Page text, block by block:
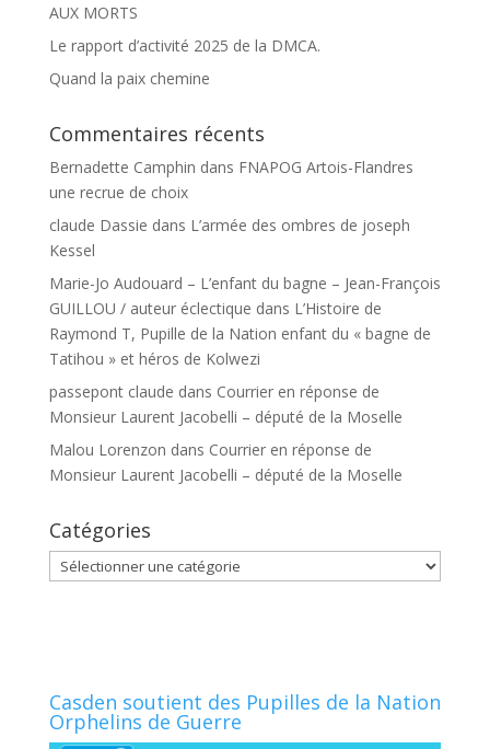
AUX MORTS
Le rapport d’activité 2025 de la DMCA.
Quand la paix chemine
Commentaires récents
Bernadette Camphin dans FNAPOG Artois-Flandres
une recrue de choix
claude Dassie dans L’armée des ombres de joseph
Kessel
Marie-Jo Audouard – L’enfant du bagne – Jean-François
GUILLOU / auteur éclectique dans L’Histoire de
Raymond T, Pupille de la Nation enfant du « bagne de
Tatihou » et héros de Kolwezi
passepont claude dans Courrier en réponse de
Monsieur Laurent Jacobelli – député de la Moselle
Malou Lorenzon dans Courrier en réponse de
Monsieur Laurent Jacobelli – député de la Moselle
Catégories
Catégories
Casden soutient des Pupilles de la Nation
Orphelins de Guerre